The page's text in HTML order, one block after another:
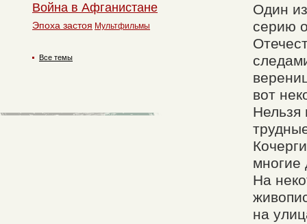
Один
серию
вот
Нельзя
многие
На
на
Война в Афганистане
Эпоха застоя Мультфильмы
Все темы